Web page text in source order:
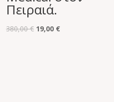
Πειραιά.
380,00€ Original
19,00 €